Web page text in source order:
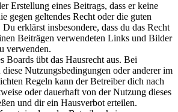
Erstellung eines Beitrags, dass er keine
gegen geltendes Recht oder die guten
erklärst insbesondere, dass du das Recht
Beiträgen verwendeten Links und Bilder
verwenden.
Boards übt das Hausrecht aus. Bei
diese Nutzungsbedingungen oder anderer im
Regeln kann der Betreiber dich nach
oder dauerhaft von der Nutzung dieses
und dir ein Hausverbot erteilen.